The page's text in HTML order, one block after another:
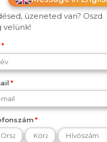
üzeneted van? Oszd
velünk!